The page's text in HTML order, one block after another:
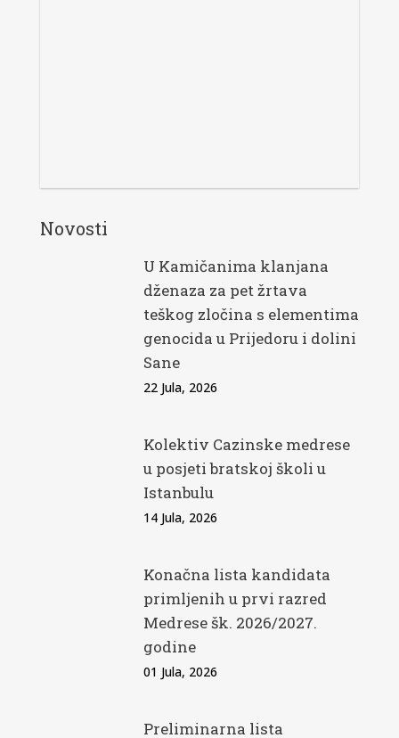
Novosti
U Kamičanima klanjana
dženaza za pet žrtava
teškog zločina s elementima
genocida u Prijedoru i dolini
Sane
22 Jula, 2026
Kolektiv Cazinske medrese
u posjeti bratskoj školi u
Istanbulu
14 Jula, 2026
Konačna lista kandidata
primljenih u prvi razred
Medrese šk. 2026/2027.
godine
01 Jula, 2026
Preliminarna lista